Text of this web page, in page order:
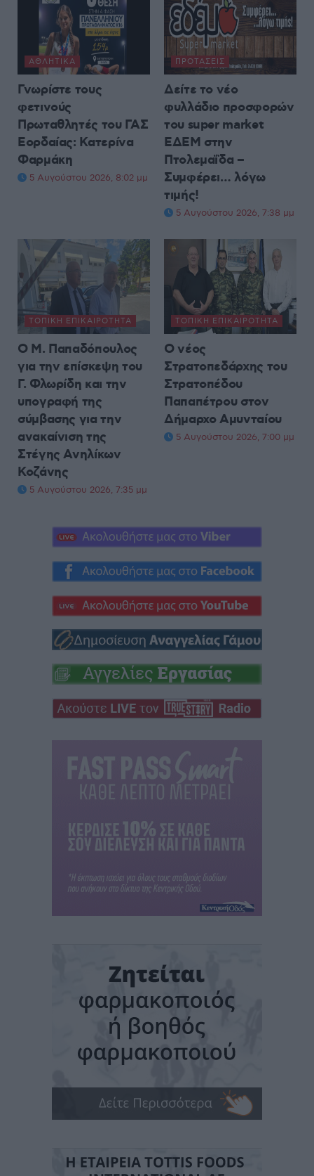
ΑΘΛΗΤΙΚΆ
Γνωρίστε τους
φετινούς
Πρωταθλητές του ΓΑΣ
Εορδαίας: Κατερίνα
Φαρμάκη
5 Αυγούστου 2026, 8:02 μμ
ΠΡΟΤΆΣΕΙΣ
Δείτε το νέο
φυλλάδιο προσφορών
του super market
ΕΔΕΜ στην
Πτολεμαΐδα –
Συμφέρει… λόγω
τιμής!
5 Αυγούστου 2026, 7:38 μμ
ΤΟΠΙΚΉ ΕΠΙΚΑΙΡΌΤΗΤΑ
Ο Μ. Παπαδόπουλος
για την επίσκεψη του
Γ. Φλωρίδη και την
υπογραφή της
σύμβασης για την
ανακαίνιση της
Στέγης Ανηλίκων
Κοζάνης
5 Αυγούστου 2026, 7:35 μμ
ΤΟΠΙΚΉ ΕΠΙΚΑΙΡΌΤΗΤΑ
Ο νέος
Στρατοπεδάρχης του
Στρατοπέδου
Παπαπέτρου στον
Δήμαρχο Αμυνταίου
5 Αυγούστου 2026, 7:00 μμ